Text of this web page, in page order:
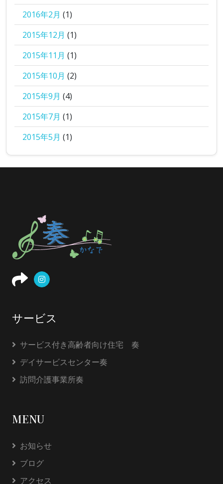
2016年2月 (1)
2015年12月 (1)
2015年11月 (1)
2015年10月 (2)
2015年9月 (4)
2015年7月 (1)
2015年5月 (1)
サービス
サービス付き高齢者向け住宅 奏
デイサービスセンター奏
訪問介護事業所奏
MENU
お知らせ
ブログ
アクセス